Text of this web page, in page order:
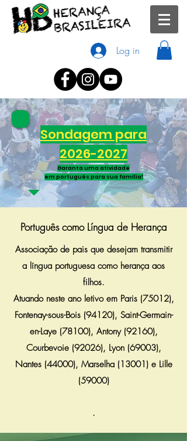
Log in
Sondagem para
2026-2027
Garanta uma atividade
em português para sua família!
Português como Língua de Herança
Associação de pais que desejam transmitir
a língua portuguesa como herança aos
filhos.
Atuando neste ano letivo em Paris (75012),
Fontenay-sous-Bois (94120), Saint-Germain-
en-Laye (78100), Antony (92160),
Courbevoie (92026), Lyon (69003),
Nantes (44000), Marselha (13001) e Lille
(59000)
.